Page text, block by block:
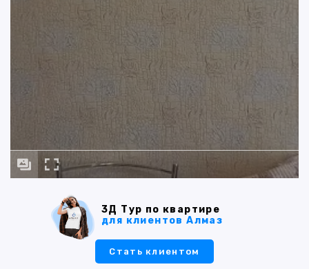
3Д Тур по квартире
для клиентов Алмаз
Стать клиентом